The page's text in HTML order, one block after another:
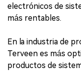
electrónicos de
más rentables.
En la industria de
Terveen es más
productos de